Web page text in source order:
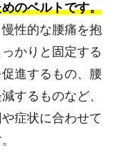
のベルトです。
性的な腰痛を抱
かりと固定する
進するもの、腰
するものなど、
症状に合わせて